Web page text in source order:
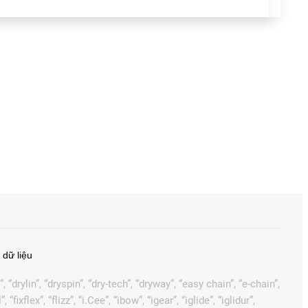
dữ liệu
“dryspin”, “dry-tech”, “dryway”, “easy chain”, “e-chain”,
“flizz”, “i.Cee”, “ibow”, “igear”, “iglide”, “iglidur”,